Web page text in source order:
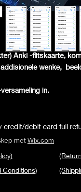
Anki -flitskaarte,
wenke,
in.
debit card full
met Wix.com
)
Conditions)